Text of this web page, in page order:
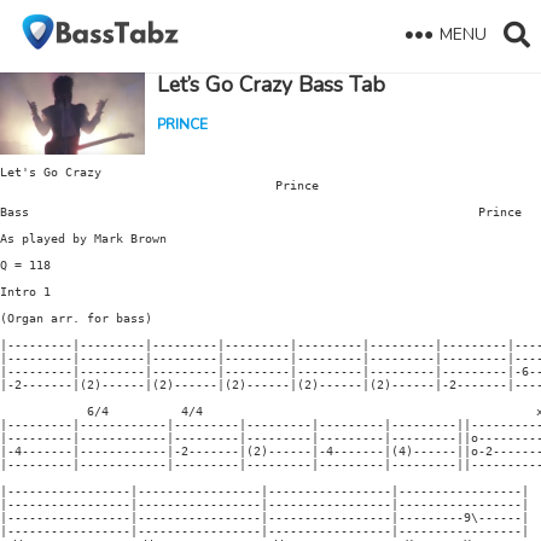
MENU
Let’s Go Crazy Bass Tab
PRINCE
Let's Go Crazy
                                      Prince
Bass                                                              Prince
As played by Mark Brown
Q = 118
Intro 1
(Organ arr. for bass)
|---------|---------|---------|---------|---------|---------|---------
|---------|---------|---------|---------|---------|---------|---------
|---------|---------|---------|---------|---------|---------|---------|-
|-2-------|(2)------|(2)------|(2)------|(2)------|(2)------|-2-------
6/4          4/4
|---------|------------|---------|---------|---------|---------
|---------|------------|---------|---------|---------|---------
|-4-------|------------|-2-------|(2)------|-4-------|(4)------||o-
|---------|------------|---------|---------|---------|---------
|-----------------|-----------------|-----------------|-----------------|
|-----------------|-----------------|-----------------|-----------------|
|-----------------|-----------------|-----------------|---------9\------|
|-----------------|-----------------|-----------------|-----------------|